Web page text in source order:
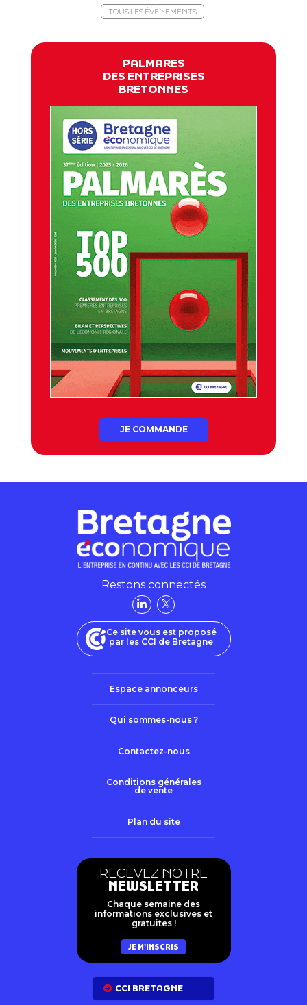
TOUS LES ÉVÈNEMENTS
PALMARES
DES ENTREPRISES
BRETONNES
JE COMMANDE
Restons connectés
Ce site vous est proposé
par les CCI de Bretagne
Espace annonceurs
Qui sommes-nous ?
Contactez-nous
Conditions générales
de vente
Plan du site
RECEVEZ NOTRE
NEWSLETTER
Chaque semaine des
informations exclusives et
gratuites !
JE M'INSCRIS
CCI BRETAGNE